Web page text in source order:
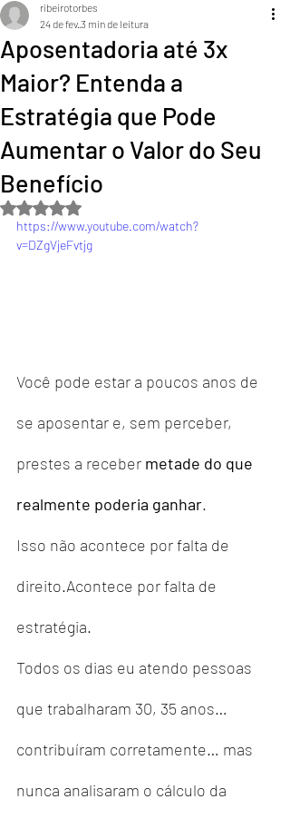
Aposentadoria até 3x
Maior? Entenda a
Estratégia que Pode
Aumentar o Valor do Seu
Benefício
ribeirotorbes
24 de fev. 3 min de leitura
Avaliado com NaN de 5 estrelas.
https://www.youtube.com/watch?
v=DZgVjeFvtjg
Você pode estar a poucos anos de
se aposentar e, sem perceber,
prestes a receber metade do que
realmente poderia ganhar.
Isso não acontece por falta de
direito.Acontece por falta de
estratégia.
Todos os dias eu atendo pessoas
que trabalharam 30, 35 anos…
contribuíram corretamente… mas
nunca analisaram o cálculo da